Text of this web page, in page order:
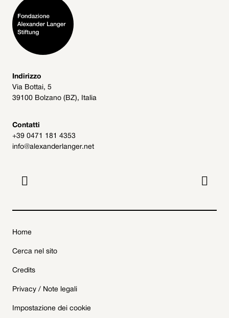
Indirizzo
Via Bottai, 5
39100 Bolzano (BZ), Italia
Contatti
+39 0471 181 4353
info@alexanderlanger.net
 
Home
Cerca nel sito
Credits
Privacy / Note legali
Impostazione dei cookie